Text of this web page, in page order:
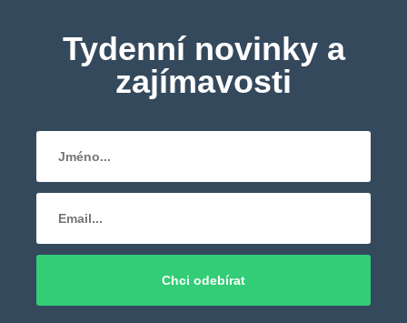
Tydenní novinky a
zajímavosti